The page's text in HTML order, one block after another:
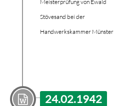
Meisterprüfung von Ewald
Stövesand bei der
Handwerkskammer Münster
24.02.1942